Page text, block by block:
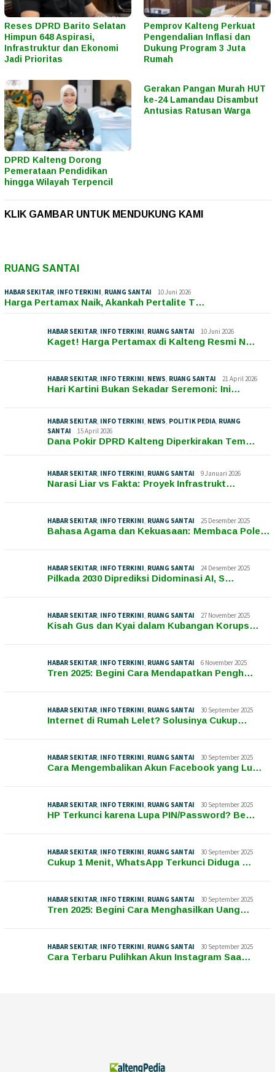
Reses DPRD Barito Selatan
Himpun 648 Aspirasi,
Infrastruktur dan Ekonomi
Jadi Prioritas
Pemprov Kalteng Perkuat
Pengendalian Inflasi dan
Dukung Program 3 Juta
Rumah
DPRD Kalteng Dorong
Pemerataan Pendidikan
hingga Wilayah Terpencil
Gerakan Pangan Murah HUT
ke-24 Lamandau Disambut
Antusias Ratusan Warga
KLIK GAMBAR UNTUK MENDUKUNG KAMI
RUANG SANTAI
HABAR SEKITAR, INFO TERKINI, RUANG SANTAI 10 Juni 2026
Harga Pertamax Naik, Akankah Pertalite T…
HABAR SEKITAR, INFO TERKINI, RUANG SANTAI 10 Juni 2026
Kaget! Harga Pertamax di Kalteng Resmi N…
HABAR SEKITAR, INFO TERKINI, NEWS, RUANG SANTAI 21 April 2026
Hari Kartini Bukan Sekadar Seremoni: Ini…
HABAR SEKITAR, INFO TERKINI, NEWS, POLITIK PEDIA, RUANG
SANTAI
15 April 2026
Dana Pokir DPRD Kalteng Diperkirakan Tem…
HABAR SEKITAR, INFO TERKINI, RUANG SANTAI 9 Januari 2026
Narasi Liar vs Fakta: Proyek Infrastrukt…
HABAR SEKITAR, INFO TERKINI, RUANG SANTAI 25 Desember 2025
Bahasa Agama dan Kekuasaan: Membaca Pole…
HABAR SEKITAR, INFO TERKINI, RUANG SANTAI 24 Desember 2025
Pilkada 2030 Diprediksi Didominasi AI, S…
HABAR SEKITAR, INFO TERKINI, RUANG SANTAI 27 November 2025
Kisah Gus dan Kyai dalam Kubangan Korups…
HABAR SEKITAR, INFO TERKINI, RUANG SANTAI 6 November 2025
Tren 2025: Begini Cara Mendapatkan Pengh…
HABAR SEKITAR, INFO TERKINI, RUANG SANTAI 30 September 2025
Internet di Rumah Lelet? Solusinya Cukup…
HABAR SEKITAR, INFO TERKINI, RUANG SANTAI 30 September 2025
Cara Mengembalikan Akun Facebook yang Lu…
HABAR SEKITAR, INFO TERKINI, RUANG SANTAI 30 September 2025
HP Terkunci karena Lupa PIN/Password? Be…
HABAR SEKITAR, INFO TERKINI, RUANG SANTAI 30 September 2025
Cukup 1 Menit, WhatsApp Terkunci Diduga …
HABAR SEKITAR, INFO TERKINI, RUANG SANTAI 30 September 2025
Tren 2025: Begini Cara Menghasilkan Uang…
HABAR SEKITAR, INFO TERKINI, RUANG SANTAI 30 September 2025
Cara Terbaru Pulihkan Akun Instagram Saa…